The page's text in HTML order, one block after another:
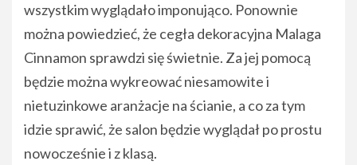
wszystkim wyglądało imponująco. Ponownie
można powiedzieć, że cegła dekoracyjna Malaga
Cinnamon sprawdzi się świetnie. Za jej pomocą
będzie można wykreować niesamowite i
nietuzinkowe aranżacje na ścianie, a co za tym
idzie sprawić, że salon będzie wyglądał po prostu
nowocześnie i z klasą.